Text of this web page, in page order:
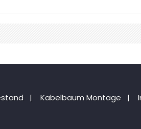
| Kabelbaum Montage |